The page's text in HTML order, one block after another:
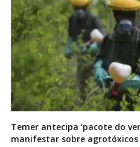
Temer antecipa ‘pacote do
manifestar sobre agrotóxicos